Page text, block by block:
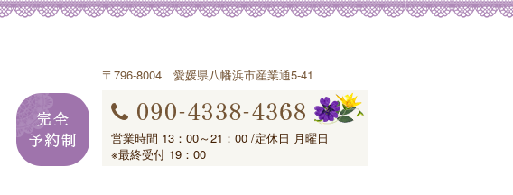
〒796-8004 愛媛県八幡浜市産業通5-41
営業時間 13：00～21：00 /定休日 月曜日
※最終受付 19：00